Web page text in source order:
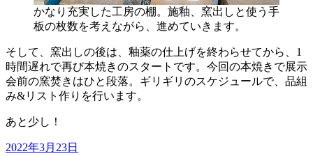
かなり充実した工房の棚。施釉、窯出しと使う手
板の枚数を考えながら、進めていきます。
そして、窯出しの後は、釉薬の仕上げを終わらせてから、1
時間遅れで再び本焼きのスタートです。今回の本焼きで展示
会前の窯焚きはひと段落。ギリギリのスケジュールで、品組
み&リスト作りを行います。
あと少し！
投
2022年3月23日